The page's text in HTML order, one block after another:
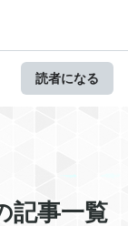
読者になる
記事一覧